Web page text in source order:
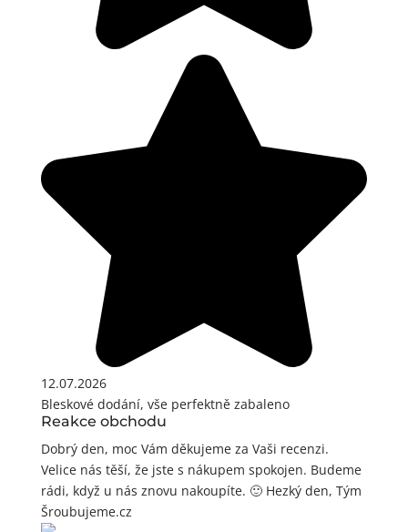
12.07.2026
Bleskové dodání, vše perfektně zabaleno
Reakce obchodu
Dobrý den, moc Vám děkujeme za Vaši recenzi.
Velice nás těší, že jste s nákupem spokojen. Budeme
rádi, když u nás znovu nakoupíte. 🙂 Hezký den, Tým
Šroubujeme.cz